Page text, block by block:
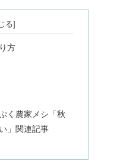
方
く農家メシ「秋
」関連記事